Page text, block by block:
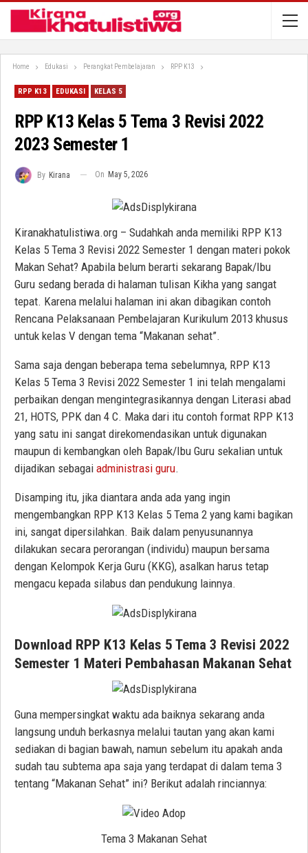
Home Edukasi Perangkat Pembelajaran RPP K13
RPP K13 EDUKASI KELAS 5
RPP K13 Kelas 5 Tema 3 Revisi 2022
2023 Semester 1
By Kirana On May 5, 2026
Kiranakhatulistiwa.org – Sudahkah anda memiliki RPP K13
Kelas 5 Tema 3 Revisi 2022 Semester 1 dengan materi pokok
Makan Sehat? Apabila belum berarti sekarang Bapak/Ibu
Guru sedang berada di halaman tulisan Kikha yang sangat
tepat. Karena melalui halaman ini akan dibagikan contoh
Rencana Pelaksanaan Pembelajaran Kurikulum 2013 khusus
untuk kelas V dengan tema “Makanan sehat”.
Sama saja dengan beberapa tema sebelumnya, RPP K13
Kelas 5 Tema 3 Revisi 2022 Semester 1 ini telah mengalami
perbaikan dengan mengintegrasikannya dengan Literasi abad
21, HOTS, PPK dan 4 C. Maka dari itu contoh format RPP K13
yang satu ini sangat direkomendasikan untuk digunakan
maupun di kembangkan oleh Bapak/Ibu Guru sekalian untuk
dijadikan sebagai administrasi guru.
Disamping itu, jika diantara anda ada yang ingin
mengembangkan RPP K13 Kelas 5 Tema 2 yang kami bagikan
ini, sangat dipersilahkan. Baik dalam penyusunannya
dilakukan secara perorangan (individu) maupun bersama
dengan Kelompok Kerja Guru (KKG), asalkan harus tetap
mengacu kepada silabus dan pendukung lainnya.
Download RPP K13 Kelas 5 Tema 3 Revisi 2022
Semester 1 Materi Pembahasan Makanan Sehat
Guna mempersingkat waktu ada baiknya sekarang anda
langsung unduh berkasnya melalui tautan yang akan kami
sediakan di bagian bawah, namun sebelum itu apakah anda
sudah tau subtema apa saja yang terdapat di dalam tema 3
tentang “Makanan Sehat” ini? Berikut adalah rinciannya:
Tema 3 Makanan Sehat